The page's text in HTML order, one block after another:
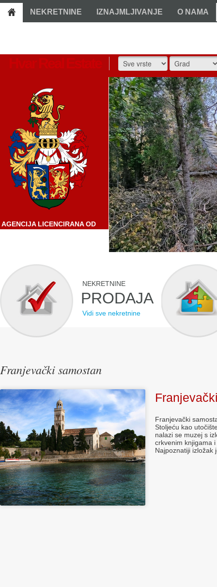
NEKRETNINE IZNAJMLJIVANJE O NAMA
AGENCIJA LICENCIRANA OD
STRANE HRVATSKE
NEKRETNINE
PRODAJA
Vidi sve nekretnine
Franjevački samostan
Franjevački
Stoljeću kao
nalazi se muzej s
crkvenim knjigama
Najpoznatiji izložak